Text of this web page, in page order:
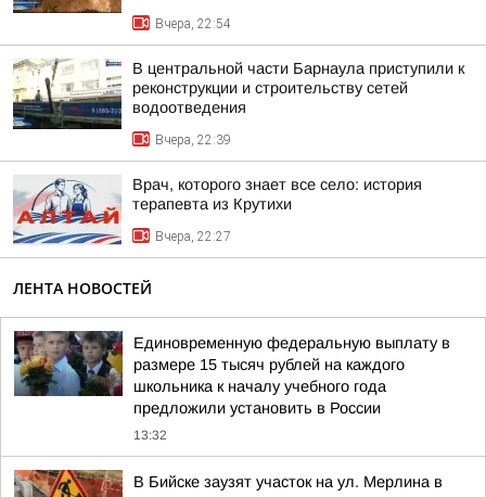
Вчера, 22:54
В центральной части Барнаула приступили к
реконструкции и строительству сетей
водоотведения
Вчера, 22:39
Врач, которого знает все село: история
терапевта из Крутихи
Вчера, 22:27
ЛЕНТА НОВОСТЕЙ
Единовременную федеральную выплату в
размере 15 тысяч рублей на каждого
школьника к началу учебного года
предложили установить в России
13:32
В Бийске заузят участок на ул. Мерлина в